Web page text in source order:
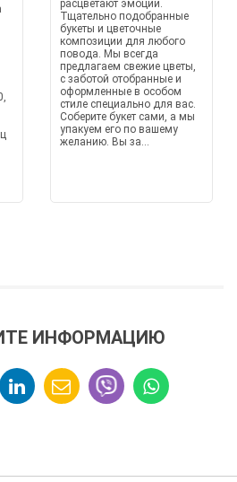
расцветают эмоции.
Тщательно подобранные
букеты и цветочные
композиции для любого
повода. Мы всегда
предлагаем свежие цветы,
с заботой отобранные и
оформленные в особом
стиле специально для вас.
Соберите букет сами, а мы
упакуем его по вашему
желанию. Вы за...
ИНФОРМАЦИЮ